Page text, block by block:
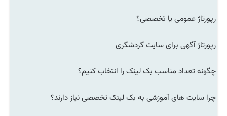
رپورتاژ عمومی یا تخصصی؟
رپورتاژ آگهی برای سایت گردشگری
چگونه تعداد مناسب بک لینک را انتخاب کنیم؟
چرا سایت های آموزشی به بک لینک تخصصی نیاز دارند؟